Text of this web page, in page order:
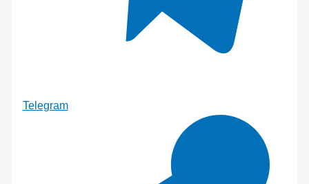
Telegram